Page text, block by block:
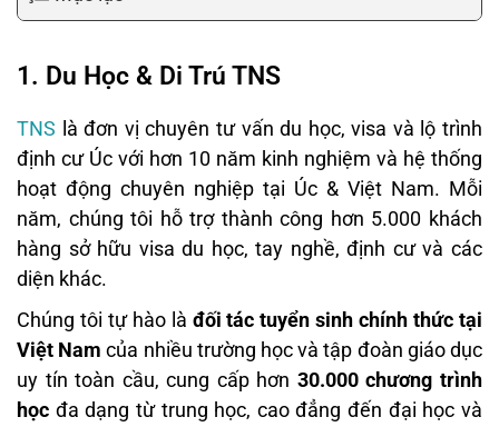
1. Du Học & Di Trú TNS
TNS là đơn vị chuyên tư vấn du học, visa và lộ trình
định cư Úc với hơn 10 năm kinh nghiệm và hệ thống
hoạt động chuyên nghiệp tại Úc & Việt Nam. Mỗi
năm, chúng tôi hỗ trợ thành công hơn 5.000 khách
hàng sở hữu visa du học, tay nghề, định cư và các
diện khác.
Chúng tôi tự hào là đối tác tuyển sinh chính thức tại
Việt Nam của nhiều trường học và tập đoàn giáo dục
uy tín toàn cầu, cung cấp hơn 30.000 chương trình
học đa dạng từ trung học, cao đẳng đến đại học và